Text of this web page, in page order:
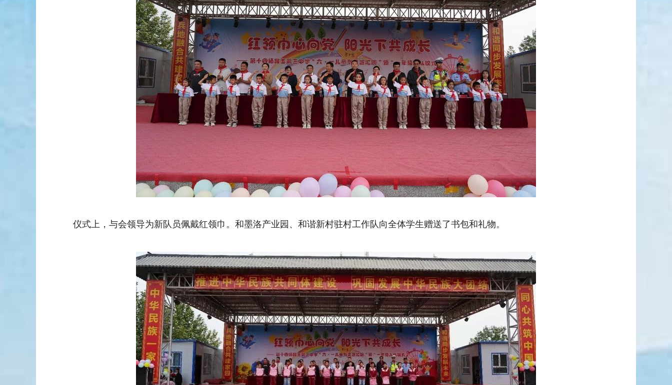
仪式上，与会领导为新队员佩戴红领巾。和墨洛产业园、和谐新村驻村工作队向全体学生赠送了书包和礼物。